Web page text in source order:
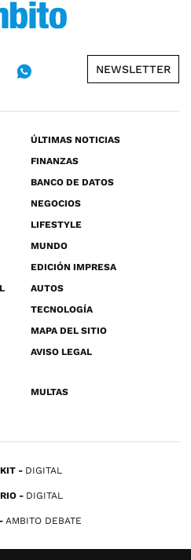
NEWSLETTER
ÚLTIMAS NOTICIAS
FINANZAS
BANCO DE DATOS
NEGOCIOS
LIFESTYLE
MUNDO
EDICIÓN IMPRESA
AUTOS
TECNOLOGÍA
MAPA DEL SITIO
AVISO LEGAL
MULTAS
DIGITAL
DIGITAL
AMBITO DEBATE